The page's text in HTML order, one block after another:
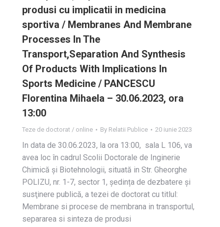
produsi cu implicatii in medicina
sportiva / Membranes And Membrane
Processes In The
Transport,Separation And Synthesis
Of Products With Implications In
Sports Medicine / PANCESCU
Florentina Mihaela – 30.06.2023, ora
13:00
Teze de doctorat / online By Relatii Publice 20 iunie 2023
In data de 30.06.2023, la ora 13:00, sala L 106, va
avea loc în cadrul Scolii Doctorale de Inginerie
Chimică și Biotehnologii, situată in Str. Gheorghe
POLIZU, nr. 1-7, sector 1, ședința de dezbatere și
susţinere publică, a tezei de doctorat cu titlul:
Membrane si procese de membrana in transportul,
separarea si sinteza de produsi